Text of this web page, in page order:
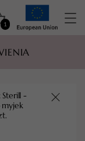
1
-
myjek